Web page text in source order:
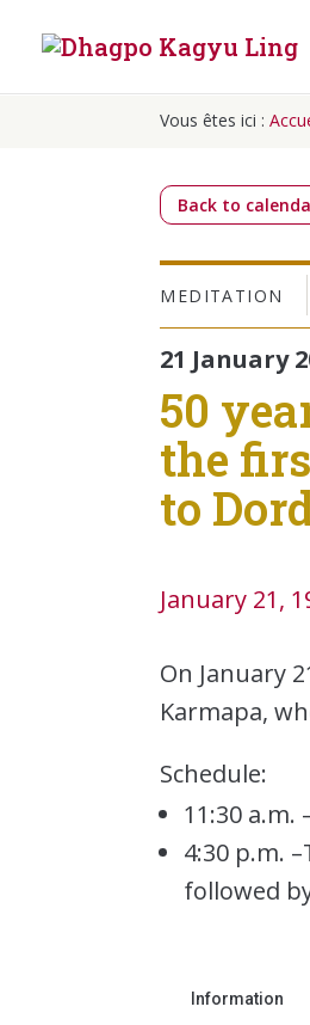
Vous êtes ici :
Back to
MEDITATION
21 January
50
the
to
January 21,
On January
Karmapa,
Schedule:
11:30 a.m.
4:30 p.m.
followed
Information